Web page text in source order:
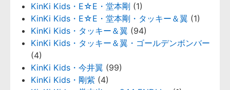
KinKi Kids・E☆E・堂本剛 (1)
KinKi Kids・E☆E・堂本剛・タッキー＆翼 (1)
KinKi Kids・タッキー＆翼 (94)
KinKi Kids・タッキー＆翼・ゴールデンボンバー
(4)
KinKi Kids・今井翼 (99)
KinKi Kids・剛紫 (4)